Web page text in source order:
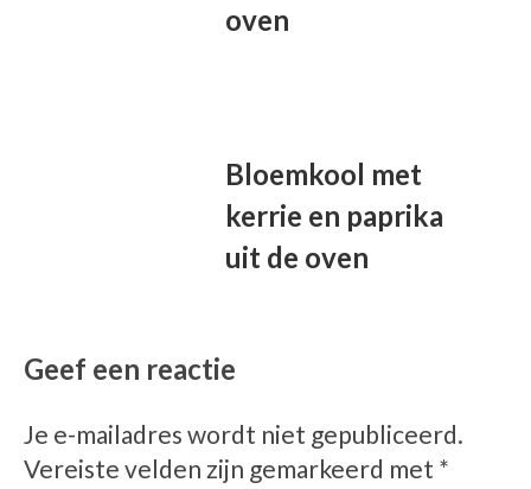
oven
Bloemkool met
kerrie en paprika
uit de oven
Geef een reactie
Je e-mailadres wordt niet gepubliceerd.
Vereiste velden zijn gemarkeerd met *